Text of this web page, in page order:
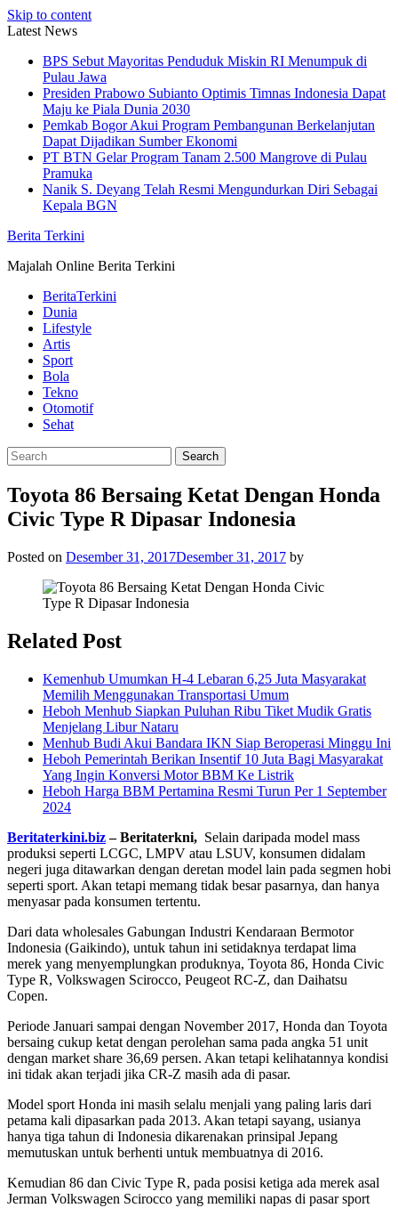
Skip to content
Latest News
BPS Sebut Mayoritas Penduduk Miskin RI Menumpuk di
Pulau Jawa
Presiden Prabowo Subianto Optimis Timnas Indonesia Dapat
Maju ke Piala Dunia 2030
Pemkab Bogor Akui Program Pembangunan Berkelanjutan
Dapat Dijadikan Sumber Ekonomi
PT BTN Gelar Program Tanam 2.500 Mangrove di Pulau
Pramuka
Nanik S. Deyang Telah Resmi Mengundurkan Diri Sebagai
Kepala BGN
Berita Terkini
Majalah Online Berita Terkini
BeritaTerkini
Dunia
Lifestyle
Artis
Sport
Bola
Tekno
Otomotif
Sehat
Toyota 86 Bersaing Ketat Dengan Honda
Civic Type R Dipasar Indonesia
Posted on Desember 31, 2017Desember 31, 2017 by
Related Post
Kemenhub Umumkan H-4 Lebaran 6,25 Juta Masyarakat
Memilih Menggunakan Transportasi Umum
Heboh Menhub Siapkan Puluhan Ribu Tiket Mudik Gratis
Menjelang Libur Nataru
Menhub Budi Akui Bandara IKN Siap Beroperasi Minggu Ini
Heboh Pemerintah Berikan Insentif 10 Juta Bagi Masyarakat
Yang Ingin Konversi Motor BBM Ke Listrik
Heboh Harga BBM Pertamina Resmi Turun Per 1 September
2024
Beritaterkini.biz– Beritaterkni, Selain daripada model mass
produksi seperti LCGC, LMPV atau LSUV, konsumen didalam
negeri juga ditawarkan dengan deretan model lain pada segmen hobi
seperti sport. Akan tetapi memang tidak besar pasarnya, dan hanya
menyasar pada konsumen tertentu.
Dari data wholesales Gabungan Industri Kendaraan Bermotor
Indonesia (Gaikindo), untuk tahun ini setidaknya terdapat lima
merek yang menyemplungkan produknya, Toyota 86, Honda Civic
Type R, Volkswagen Scirocco, Peugeot RC-Z, dan Daihatsu
Copen.
Periode Januari sampai dengan November 2017, Honda dan Toyota
bersaing cukup ketat dengan perolehan sama pada angka 51 unit
dengan market share 36,69 persen. Akan tetapi kelihatannya kondisi
ini tidak akan terjadi jika CR-Z masih ada di pasar.
Model sport Honda ini masih selalu menjali yang paling laris dari
petama kali dipasarkan pada 2013. Akan tetapi sayang, usianya
hanya tiga tahun di Indonesia dikarenakan prinsipal Jepang
memutuskan untuk berhenti untuk membuatnya di 2016.
Kemudian 86 dan Civic Type R, pada posisi ketiga ada merek asal
Jerman Volkswagen Scirocco yang memiliki napas di pasar sport